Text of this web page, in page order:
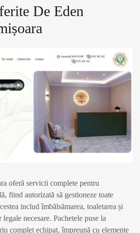
De Eden
oferă servicii complete pentru
fiind autorizată să gestioneze toate
includ îmbălsămarea, toaletarea și
necesare. Pachetele puse la
complet echipat, împreună cu elemente